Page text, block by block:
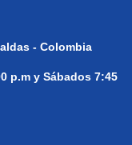
- Colombia
p.m y Sábados 7:45